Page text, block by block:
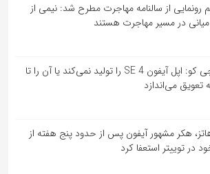
رونمایی از سالنامه مهاجرت مطرح شد: نیمی از
در مسیر مهاجرت هستند
مینگ-چی کو: اپل آیفون SE 4 را تولید نمی‌کند یا آن را تا
هکر مشهور آیفون پس از حدود پنج هفته از
در توییتر استعفا کرد